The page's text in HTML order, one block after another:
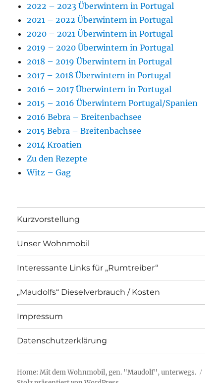
2022 – 2023 Überwintern in Portugal
2021 – 2022 Überwintern in Portugal
2020 – 2021 Überwintern in Portugal
2019 – 2020 Überwintern in Portugal
2018 – 2019 Überwintern in Portugal
2017 – 2018 Überwintern in Portugal
2016 – 2017 Überwintern in Portugal
2015 – 2016 Überwintern Portugal/Spanien
2016 Bebra – Breitenbachsee
2015 Bebra – Breitenbachsee
2014 Kroatien
Zu den Rezepte
Witz – Gag
Kurzvorstellung
Unser Wohnmobil
Interessante Links für „Rumtreiber“
„Maudolfs“ Dieselverbrauch / Kosten
Impressum
Datenschutzerklärung
Home: Mit dem Wohnmobil, gen. "Maudolf", unterwegs.